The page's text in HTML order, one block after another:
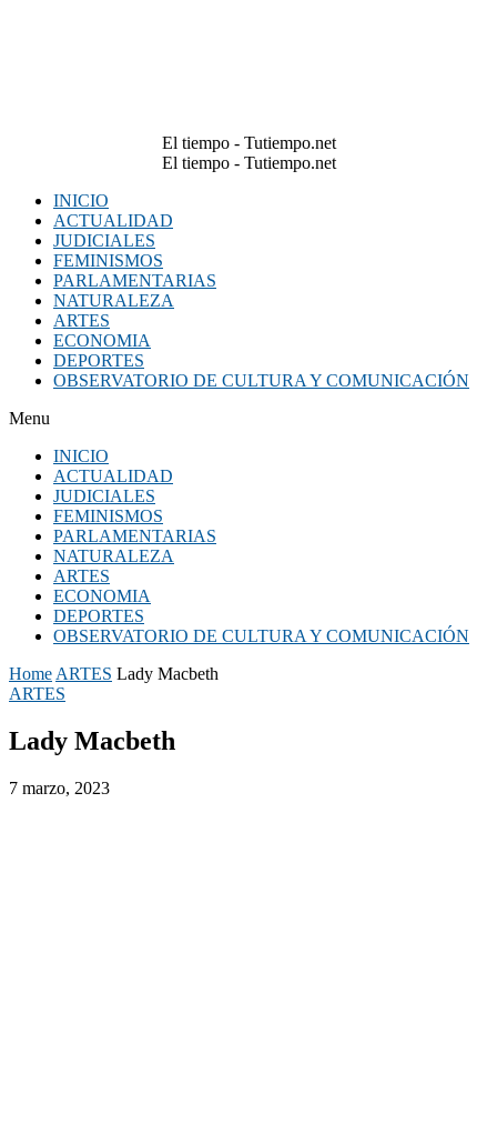
El tiempo - Tutiempo.net
El tiempo - Tutiempo.net
INICIO
ACTUALIDAD
JUDICIALES
FEMINISMOS
PARLAMENTARIAS
NATURALEZA
ARTES
ECONOMIA
DEPORTES
OBSERVATORIO DE CULTURA Y COMUNICACIÓN
Menu
INICIO
ACTUALIDAD
JUDICIALES
FEMINISMOS
PARLAMENTARIAS
NATURALEZA
ARTES
ECONOMIA
DEPORTES
OBSERVATORIO DE CULTURA Y COMUNICACIÓN
Home ARTES Lady Macbeth
ARTES
Lady Macbeth
7 marzo, 2023